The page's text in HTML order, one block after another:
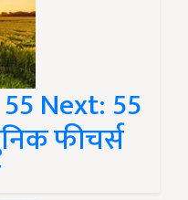
Next: 55
फीचर्स